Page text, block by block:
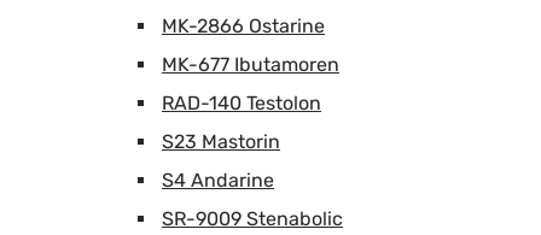
MK-2866 Ostarine
MK-677 Ibutamoren
RAD-140 Testolon
S23 Mastorin
S4 Andarine
SR-9009 Stenabolic